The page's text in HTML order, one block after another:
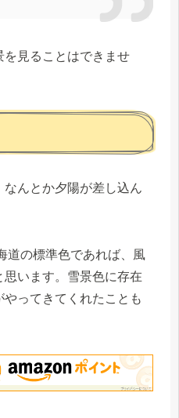
見ることはできませ
んとか夕陽が差し込ん
道の標準色であれば、風
います。雪景色に存在
ってきてくれたことも